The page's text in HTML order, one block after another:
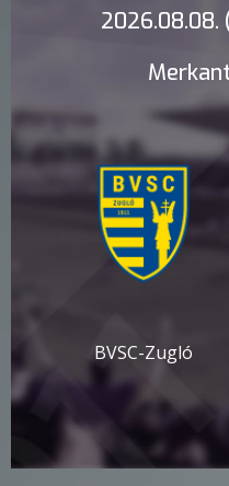
2026.08.08.
BVSC-Zugló